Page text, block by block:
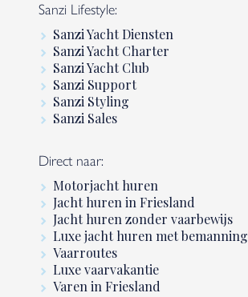
Sanzi Lifestyle:
Sanzi Yacht Diensten
Sanzi Yacht Charter
Sanzi Yacht Club
Sanzi Support
Sanzi Styling
Sanzi Sales
Direct naar:
Motorjacht huren
Jacht huren in Friesland
Jacht huren zonder vaarbewijs
Luxe jacht huren met bemanning
Vaarroutes
Luxe vaarvakantie
Varen in Friesland